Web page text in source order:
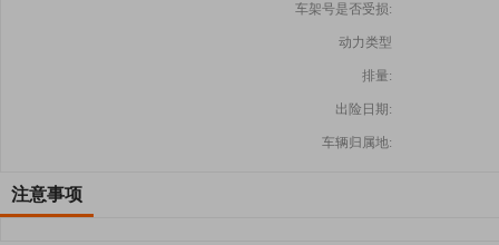
车架号是否受损:
动力类型
排量:
出险日期:
车辆归属地:
注意事项